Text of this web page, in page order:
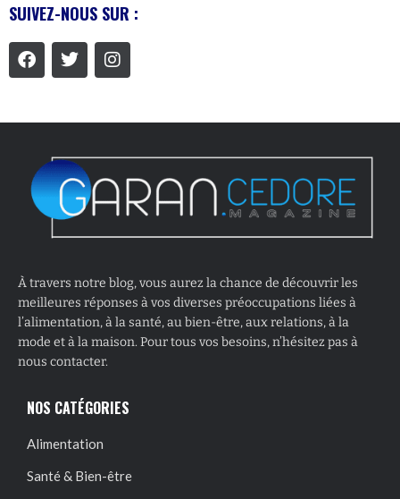
SUIVEZ-NOUS SUR :
À travers notre blog, vous aurez la chance de découvrir les
meilleures réponses à vos diverses préoccupations liées à
l’alimentation, à la santé, au bien-être, aux relations, à la
mode et à la maison. Pour tous vos besoins, n’hésitez pas à
nous contacter.
NOS CATÉGORIES
Alimentation
Santé & Bien-être